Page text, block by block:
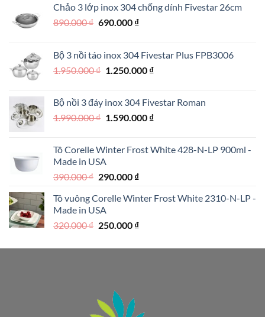
Chảo 3 lớp inox 304 chống dính Fivestar 26cm
890.000₫ Giá
890.000 ₫.
690.000 ₫Giá
là:
690.000 ₫.
Bộ 3 nồi táo inox 304 Fivestar Plus FPB3006
1.950.000₫ Giá
1.950.000 ₫.
1.250.000 ₫Giá
là:
1.250.000 ₫.
Bộ nồi 3 đáy inox 304 Fivestar Roman
1.990.000₫ Giá
1.990.000 ₫.
1.590.000 ₫Giá
là:
Tô Corelle Winter Frost White 428-N-LP 900ml -
Made in USA
390.000₫ Giá
là:
390.000 ₫.
290.000 ₫Giá
tại
290.000 ₫.
Tô vuông Corelle Winter Frost White 2310-N-LP -
Made in USA
320.000₫ Giá
là:
250.000 ₫Giá
tại